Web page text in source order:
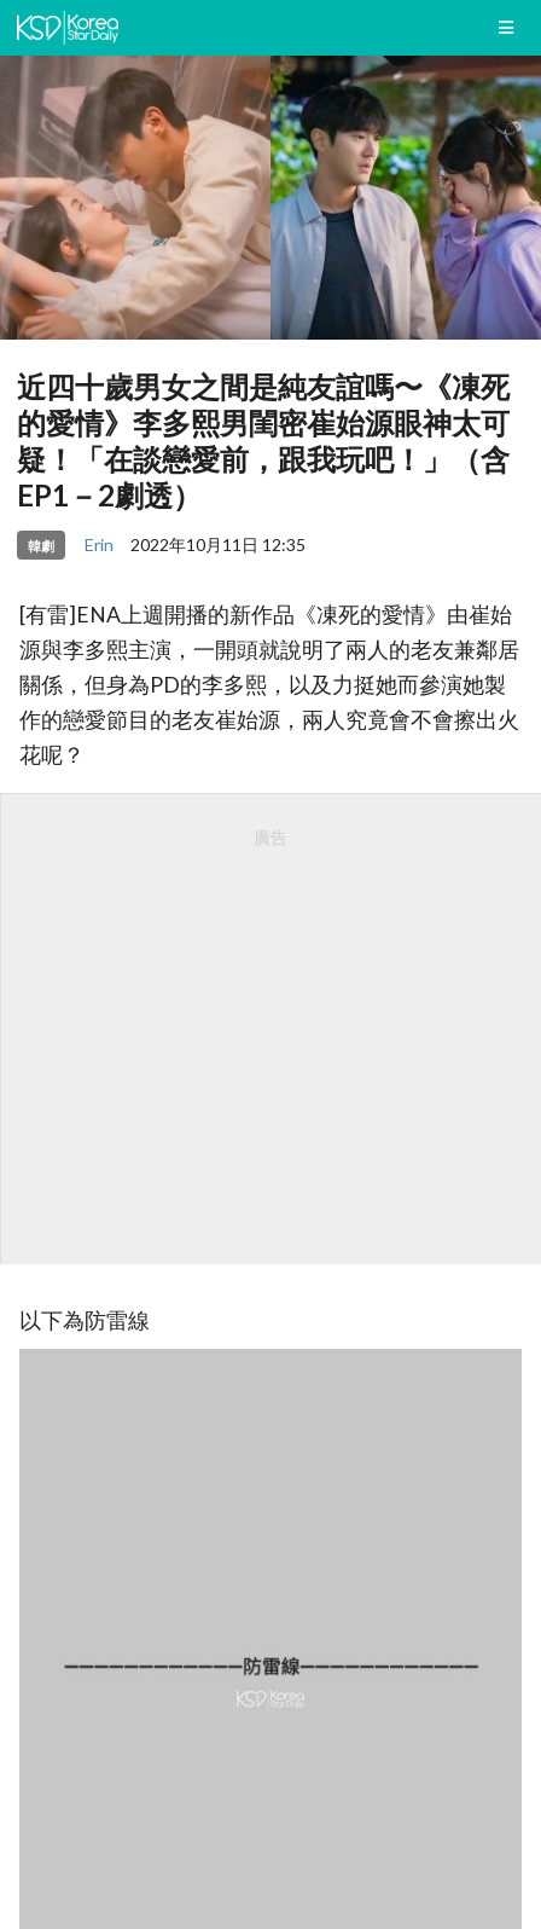
近四十歲男女之間是純友誼嗎〜《凍死
的愛情》李多熙男閨密崔始源眼神太可
疑！「在談戀愛前，跟我玩吧！」（含
EP1－2劇透）
韓劇 Erin 2022年10月11日 12:35
[有雷]ENA上週開播的新作品《凍死的愛情》由崔始
源與李多熙主演，一開頭就說明了兩人的老友兼鄰居
關係，但身為PD的李多熙，以及力挺她而參演她製
作的戀愛節目的老友崔始源，兩人究竟會不會擦出火
花呢？
廣告
以下為防雷線